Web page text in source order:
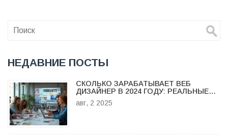
НЕДАВНИЕ ПОСТЫ
СКОЛЬКО ЗАРАБАТЫВАЕТ ВЕБ
ДИЗАЙНЕР В 2024 ГОДУ: РЕАЛЬНЫЕ
ЦИФРЫ И ПУТЬ К ВЫСОКИМ
ДОХОДАМ
авг, 2 2025